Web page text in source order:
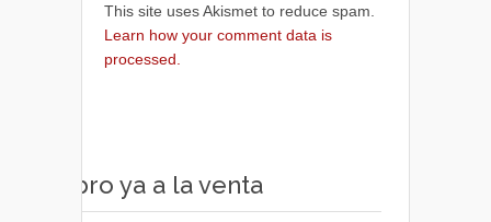
This site uses Akismet to reduce spam.
Learn how your comment data is
processed.
Libro ya a la venta